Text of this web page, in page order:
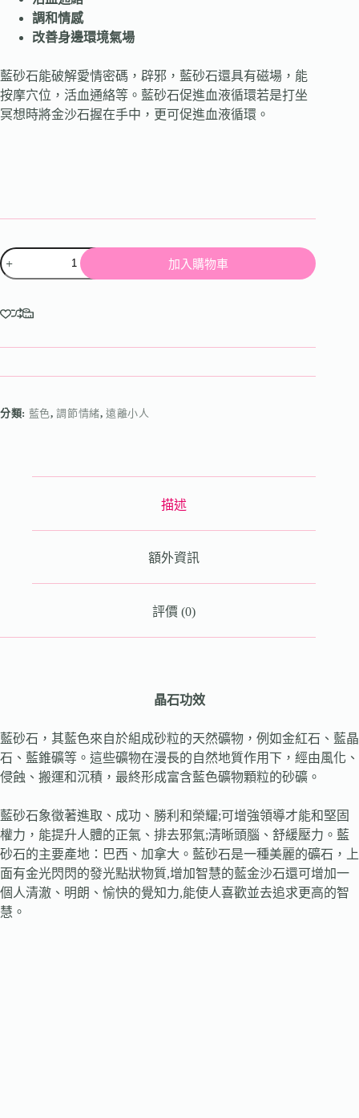
調和情感
改善身邊環境氣場
藍砂石能破解愛情密碼，辟邪，藍砂石還具有磁場，能
按摩穴位，活血通絡等。藍砂石促進血液循環若是打坐
冥想時將金沙石握在手中，更可促進血液循環。
加入購物車
分類: 藍色,調節情緒,遠離小人
描述
額外資訊
評價 (0)
晶石功效
藍砂石，其藍色來自於組成砂粒的天然礦物，例如金紅石、藍晶
石、藍錐礦等。這些礦物在漫長的自然地質作用下，經由風化、
侵蝕、搬運和沉積，最終形成富含藍色礦物顆粒的砂礦。
藍砂石象徵著進取、成功、勝利和榮耀;可增強領導才能和堅固
權力，能提升人體的正氣、排去邪氣;清晰頭腦、舒緩壓力。藍
砂石的主要產地：巴西、加拿大。藍砂石是一種美麗的礦石，上
面有金光閃閃的發光點狀物質,增加智慧的藍金沙石還可增加一
個人清澈、明朗、愉快的覺知力,能使人喜歡並去追求更高的智
慧。